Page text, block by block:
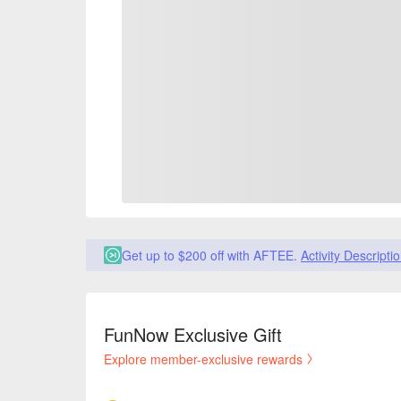
Get up to $200 off with AFTEE. Activity
FunNow Exclusive Gift
Explore member-exclusive rewards